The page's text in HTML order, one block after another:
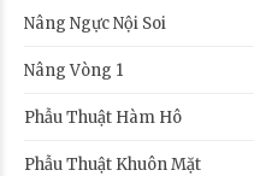
Nâng Ngực Nội Soi
Nâng Vòng 1
Phẫu Thuật Hàm Hô
Phẫu Thuật Khuôn Mặt